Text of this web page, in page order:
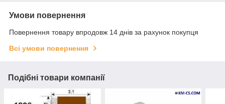
Умови повернення
Повернення товару впродовж 14 днів за рахунок покупця
Всі умови повернення
Подібні товари компанії